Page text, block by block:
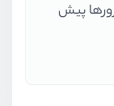
پیش